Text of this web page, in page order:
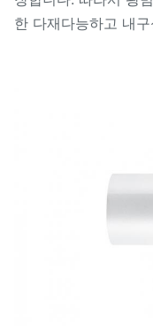
한 다재다능하고 내